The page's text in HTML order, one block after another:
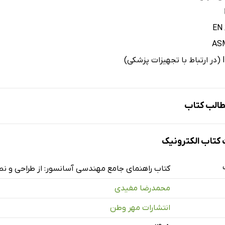
کتاب
و جایگاه آن در تاسیسات ساختمان
آسانسور در بهره‌وری ساختمان
یک سیستم ایمنی بحرانی
الکترونیک
کتاب راهنمای جامع مهندسی آسانسور: از طراحی و
محمدرضا مفیدی
انتشارات مهر وطن